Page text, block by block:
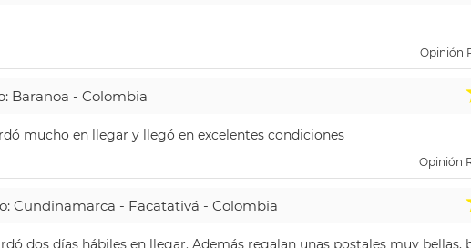
Opinión
Baranoa - Colombia
mucho en llegar y llegó en excelentes condiciones
Opinión
Cundinamarca - Facatativá - Colombia
dos días hábiles en llegar. Además regalan unas postales muy bellas,